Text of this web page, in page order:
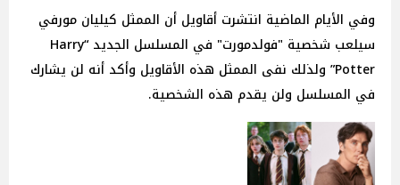
وفي الأيام الماضية انتشرت أقاويل أن الممثل كيليان مورفي
سيلعب شخصية "فولدمورت" في المسلسل الجديد “Harry
Potter” ولذلك نفى الممثل هذه الأقاويل وأكد أنه لن يشارك
في المسلسل ولن يقدم هذه الشخصية.